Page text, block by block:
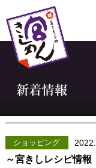
ショッピング
～宮きしレシピ情